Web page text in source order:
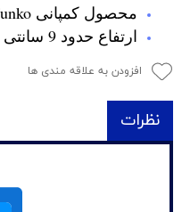
محصول کمپانی Funko
ارتفاع حدود 9 سانتی متر
افزودن به علاقه مندی ها
نظرات